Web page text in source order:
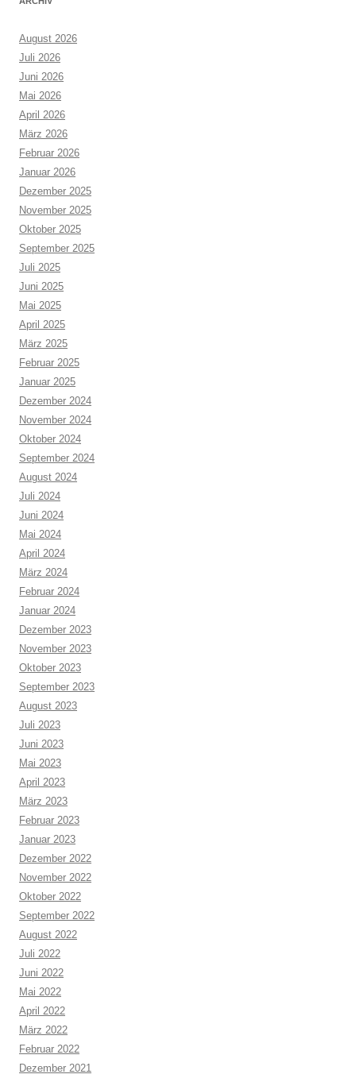
August 2026
Juli 2026
Juni 2026
Mai 2026
April 2026
März 2026
Februar 2026
Januar 2026
Dezember 2025
November 2025
Oktober 2025
September 2025
Juli 2025
Juni 2025
Mai 2025
April 2025
März 2025
Februar 2025
Januar 2025
Dezember 2024
November 2024
Oktober 2024
September 2024
August 2024
Juli 2024
Juni 2024
Mai 2024
April 2024
März 2024
Februar 2024
Januar 2024
Dezember 2023
November 2023
Oktober 2023
September 2023
August 2023
Juli 2023
Juni 2023
Mai 2023
April 2023
März 2023
Februar 2023
Januar 2023
Dezember 2022
November 2022
Oktober 2022
September 2022
August 2022
Juli 2022
Juni 2022
Mai 2022
April 2022
März 2022
Februar 2022
Dezember 2021